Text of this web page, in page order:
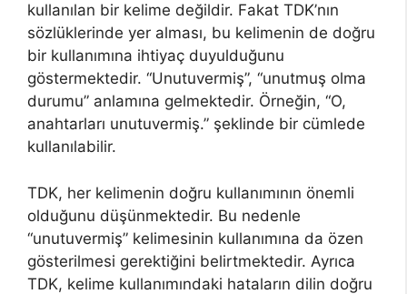
kullanılan bir kelime değildir. Fakat TDK’nın
sözlüklerinde yer alması, bu kelimenin de doğru
bir kullanımına ihtiyaç duyulduğunu
göstermektedir. “Unutuvermiş”, “unutmuş olma
durumu” anlamına gelmektedir. Örneğin, “O,
anahtarları unutuvermiş.” şeklinde bir cümlede
kullanılabilir.
TDK, her kelimenin doğru kullanımının önemli
olduğunu düşünmektedir. Bu nedenle
“unutuvermiş” kelimesinin kullanımına da özen
gösterilmesi gerektiğini belirtmektedir. Ayrıca
TDK, kelime kullanımındaki hataların dilin doğru